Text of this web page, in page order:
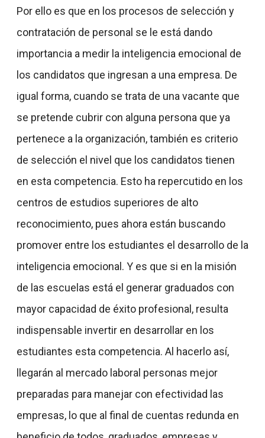
Por ello es que en los procesos de selección y
contratación de personal se le está dando
importancia a medir la inteligencia emocional de
los candidatos que ingresan a una empresa. De
igual forma, cuando se trata de una vacante que
se pretende cubrir con alguna persona que ya
pertenece a la organización, también es criterio
de selección el nivel que los candidatos tienen
en esta competencia. Esto ha repercutido en los
centros de estudios superiores de alto
reconocimiento, pues ahora están buscando
promover entre los estudiantes el desarrollo de la
inteligencia emocional. Y es que si en la misión
de las escuelas está el generar graduados con
mayor capacidad de éxito profesional, resulta
indispensable invertir en desarrollar en los
estudiantes esta competencia. Al hacerlo así,
llegarán al mercado laboral personas mejor
preparadas para manejar con efectividad las
empresas, lo que al final de cuentas redunda en